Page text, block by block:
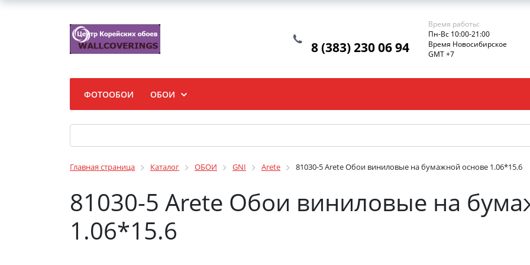
8 (383) 230 06 94
Время работы:
Пн-Вс 10:00-21:00
Время Новосибирское
GMT +7
ФОТООБОИ ОБОИ
Главная страница Каталог ОБОИ GNI Arete 81030-5 Arete Обои виниловые на бумажной основе 1.06*15.6
81030-5 Arete Обои виниловые на
1.06*15.6